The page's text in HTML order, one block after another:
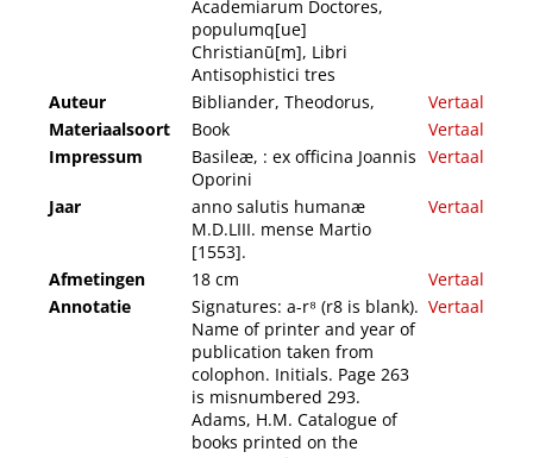
Academiarum Doctores,
populumq[ue]
Christianū[m], Libri
Antisophistici tres
Auteur Bibliander, Theodorus,
Vertaal
Materiaalsoort
Book
Vertaal
Impressum
Basileæ, : ex officina Joannis
Oporini
Vertaal
Jaar
anno salutis humanæ
M.D.LIII. mense Martio
[1553].
Vertaal
Afmetingen 18 cm
Vertaal
Annotatie
Signatures: a-r⁸ (r8 is blank).
Name of printer and year of
publication taken from
colophon. Initials. Page 263
is misnumbered 293.
Adams, H.M. Catalogue of
books printed on the
Vertaal